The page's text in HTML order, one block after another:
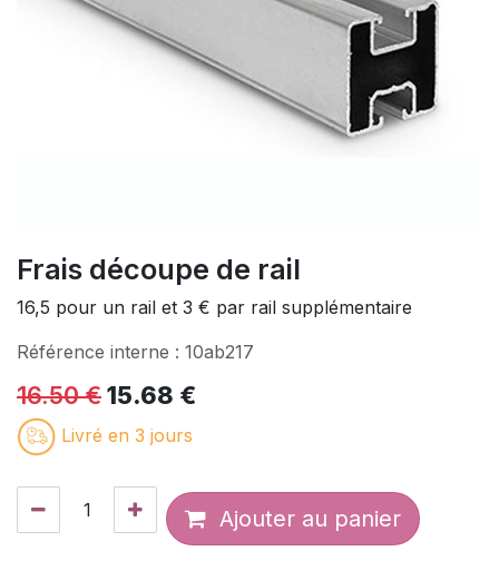
Frais découpe de rail
16,5 pour un rail et 3 € par rail supplémentaire
Référence interne : 10ab217
16.50€15.68 €
Livré en 3 jours
Ajouter au panier